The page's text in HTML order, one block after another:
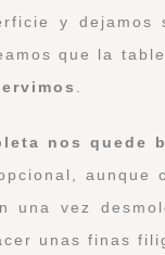
y dejamos
que la
nos quede
aunque
una vez
unas finas